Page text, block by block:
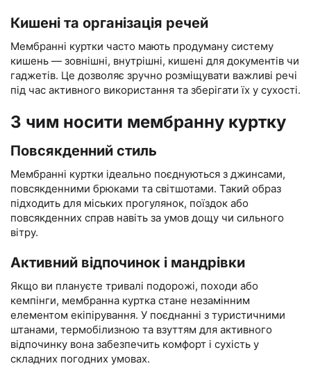
Кишені та організація речей
Мембранні куртки часто мають продуману систему
кишень — зовнішні, внутрішні, кишені для документів чи
гаджетів. Це дозволяє зручно розміщувати важливі речі
під час активного використання та зберігати їх у сухості.
З чим носити мембранну куртку
Повсякденний стиль
Мембранні куртки ідеально поєднуються з джинсами,
повсякденними брюками та світшотами. Такий образ
підходить для міських прогулянок, поїздок або
повсякденних справ навіть за умов дощу чи сильного
вітру.
Активний відпочинок і мандрівки
Якщо ви плануєте тривалі подорожі, походи або
кемпінги, мембранна куртка стане незамінним
елементом екіпірування. У поєднанні з туристичними
штанами, термобілизною та взуттям для активного
відпочинку вона забезпечить комфорт і сухість у
складних погодних умовах.